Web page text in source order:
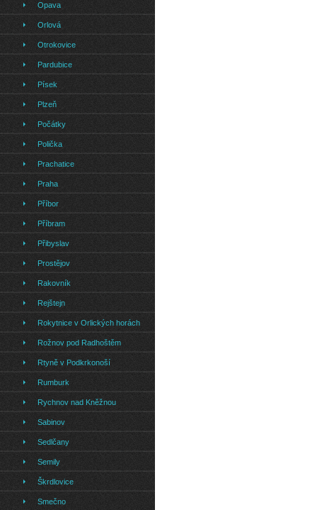
Opava
Orlová
Otrokovice
Pardubice
Písek
Plzeň
Počátky
Polička
Prachatice
Praha
Příbor
Příbram
Přibyslav
Prostějov
Rakovník
Rejštejn
Rokytnice v Orlických horách
Rožnov pod Radhoštěm
Rtyně v Podkrkonoší
Rumburk
Rychnov nad Kněžnou
Sabinov
Sedlčany
Semily
Škrdlovice
Smečno